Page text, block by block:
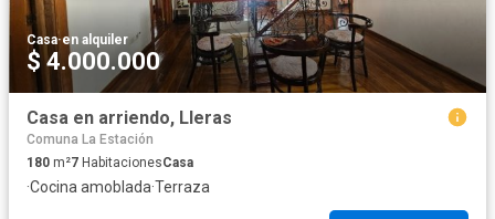
Casa·en alquiler
$ 4.000.000
Casa en arriendo, Lleras
Comuna La Estación
180 m²7 HabitacionesCasa
·Cocina amoblada·Terraza